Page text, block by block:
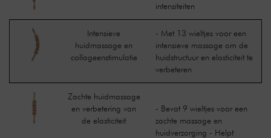
intensiteiten
Intensieve
huidmassage en
collageenstimulatie
- Met 13 wieltjes voor een
intensieve massage om de
huidstructuur en elasticiteit te
verbeteren
Zachte huidmassage
en verbetering van
de elasticiteit
- Bevat 9 wieltjes voor een
zachte massage en
huidverzorging - Helpt